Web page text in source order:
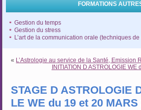
FORMATIONS
Gestion du temps
Gestion du stress
L’art de la communication orale (techniques de
« L’Astrologie au service de la Santé, Emission
INITIATION D ASTROLOGIE
STAGE D ASTROLOGIE
LE WE du 19 et 20 MARS